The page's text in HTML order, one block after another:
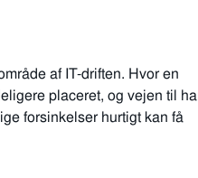
af IT-driften. Hvor en
placeret, og vejen til
forsinkelser hurtigt kan få